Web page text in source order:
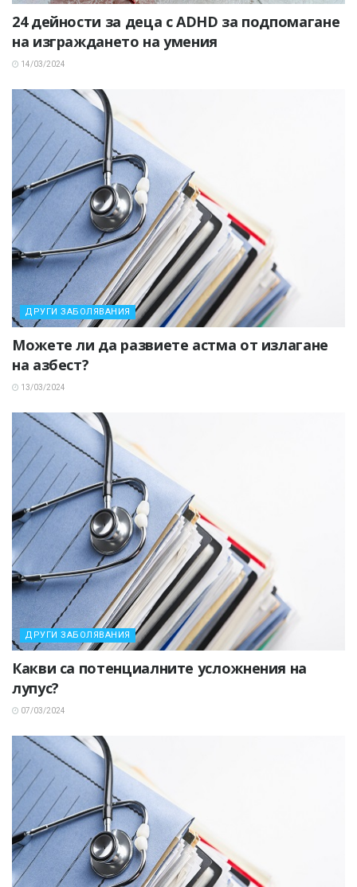
24 дейности за деца с ADHD за подпомагане
на изграждането на умения
14/03/2024
ДРУГИ ЗАБОЛЯВАНИЯ
Можете ли да развиете астма от излагане
на азбест?
13/03/2024
ДРУГИ ЗАБОЛЯВАНИЯ
Какви са потенциалните усложнения на
лупус?
07/03/2024